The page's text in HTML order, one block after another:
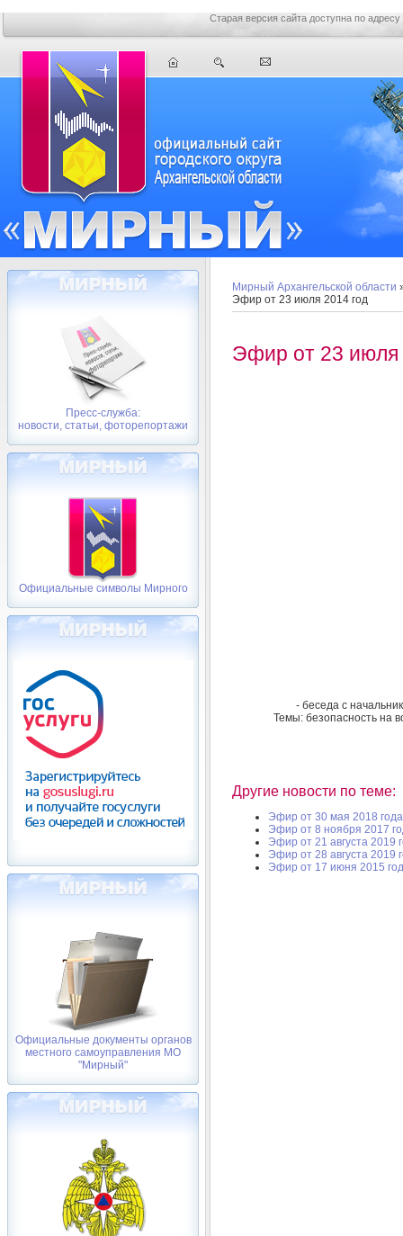
Старая версия сайта доступна по адресу
Пресс-служба:
новости, статьи, фоторепортажи
Официальные символы Мирного
Официальные документы органов
местного самоуправления МО
"Мирный"
Мирный Архангельской области
Эфир от 23 июля 2014 год
Эфир от 23 июля
- беседа с
Темы: безопасность на
Другие новости по теме:
Эфир от 30 мая 2018 года
Эфир от 8 ноября 2017
Эфир от 21 августа 2019
Эфир от 28 августа 2019
Эфир от 17 июня 2015